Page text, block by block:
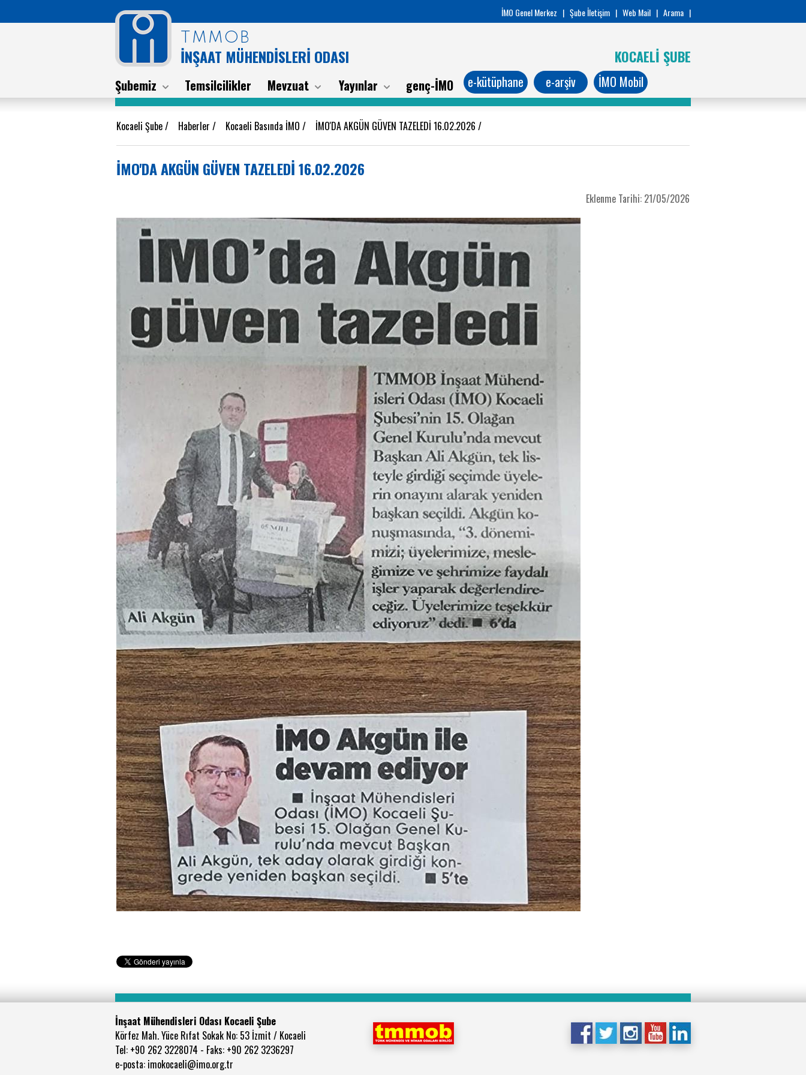
İMO Genel Merkez | Şube İletişim | Web Mail | Arama |
TMMOB
İNŞAAT MÜHENDİSLERİ ODASI KOCAELİ ŞUBE
Şubemiz Temsilcilikler Mevzuat Yayınlar genç-İMO e-kütüphane e-arşiv İMO Mobil
Kocaeli Şube/ Haberler / Kocaeli Basında İMO / İMO'DA AKGÜN GÜVEN TAZELEDİ 16.02.2026 /
İMO'DA AKGÜN GÜVEN TAZELEDİ 16.02.2026
Eklenme Tarihi: 21/05/2026
İnşaat Mühendisleri Odası Kocaeli Şube
Körfez Mah. Yüce Rıfat Sokak No: 53 İzmit / Kocaeli
Tel: +90 262 3228074 - Faks: +90 262 3236297
e-posta: imokocaeli@imo.org.tr